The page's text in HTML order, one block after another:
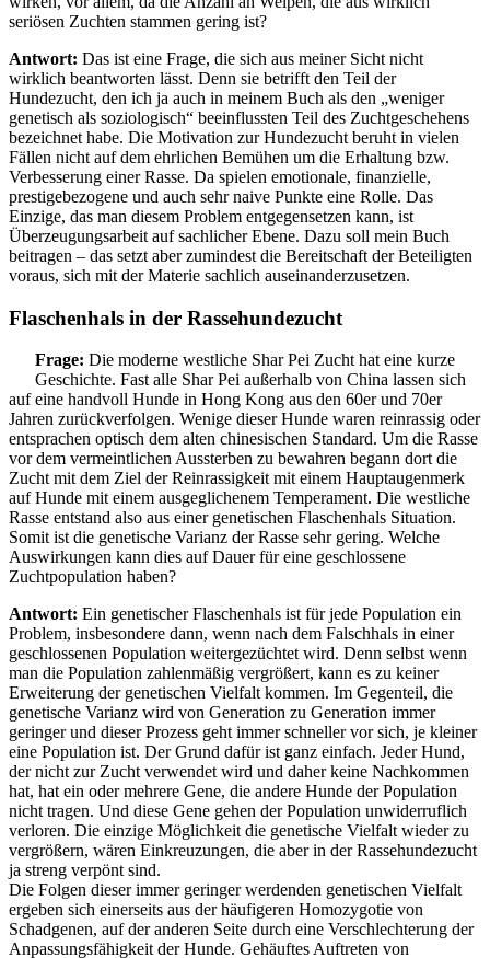
seriösen Zuchten stammen gering ist?
Antwort: Das ist eine Frage, die sich aus meiner Sicht nicht
wirklich beantworten lässt. Denn sie betrifft den Teil der
Hundezucht, den ich ja auch in meinem Buch als den „weniger
genetisch als soziologisch“ beeinflussten Teil des Zuchtgeschehens
bezeichnet habe. Die Motivation zur Hundezucht beruht in vielen
Fällen nicht auf dem ehrlichen Bemühen um die Erhaltung bzw.
Verbesserung einer Rasse. Da spielen emotionale, finanzielle,
prestigebezogene und auch sehr naive Punkte eine Rolle. Das
Einzige, das man diesem Problem entgegensetzen kann, ist
Überzeugungsarbeit auf sachlicher Ebene. Dazu soll mein Buch
beitragen – das setzt aber zumindest die Bereitschaft der Beteiligten
voraus, sich mit der Materie sachlich auseinanderzusetzen.
Flaschenhals in der Rassehundezucht
Frage: Die moderne westliche Shar Pei Zucht hat eine kurze
Geschichte. Fast alle Shar Pei außerhalb von China lassen sich
auf eine handvoll Hunde in Hong Kong aus den 60er und 70er
Jahren zurückverfolgen. Wenige dieser Hunde waren reinrassig oder
entsprachen optisch dem alten chinesischen Standard. Um die Rasse
vor dem vermeintlichen Aussterben zu bewahren begann dort die
Zucht mit dem Ziel der Reinrassigkeit mit einem Hauptaugenmerk
auf Hunde mit einem ausgeglichenem Temperament. Die westliche
Rasse entstand also aus einer genetischen Flaschenhals Situation.
Somit ist die genetische Varianz der Rasse sehr gering. Welche
Auswirkungen kann dies auf Dauer für eine geschlossene
Zuchtpopulation haben?
Antwort: Ein genetischer Flaschenhals ist für jede Population ein
Problem, insbesondere dann, wenn nach dem Falschhals in einer
geschlossenen Population weitergezüchtet wird. Denn selbst wenn
man die Population zahlenmäßig vergrößert, kann es zu keiner
Erweiterung der genetischen Vielfalt kommen. Im Gegenteil, die
genetische Varianz wird von Generation zu Generation immer
geringer und dieser Prozess geht immer schneller vor sich, je kleiner
eine Population ist. Der Grund dafür ist ganz einfach. Jeder Hund,
der nicht zur Zucht verwendet wird und daher keine Nachkommen
hat, hat ein oder mehrere Gene, die andere Hunde der Population
nicht tragen. Und diese Gene gehen der Population unwiderruflich
verloren. Die einzige Möglichkeit die genetische Vielfalt wieder zu
vergrößern, wären Einkreuzungen, die aber in der Rassehundezucht
ja streng verpönt sind.
Die Folgen dieser immer geringer werdenden genetischen Vielfalt
ergeben sich einerseits aus der häufigeren Homozygotie von
Schadgenen, auf der anderen Seite durch eine Verschlechterung der
Anpassungsfähigkeit der Hunde. Gehäuftes Auftreten von